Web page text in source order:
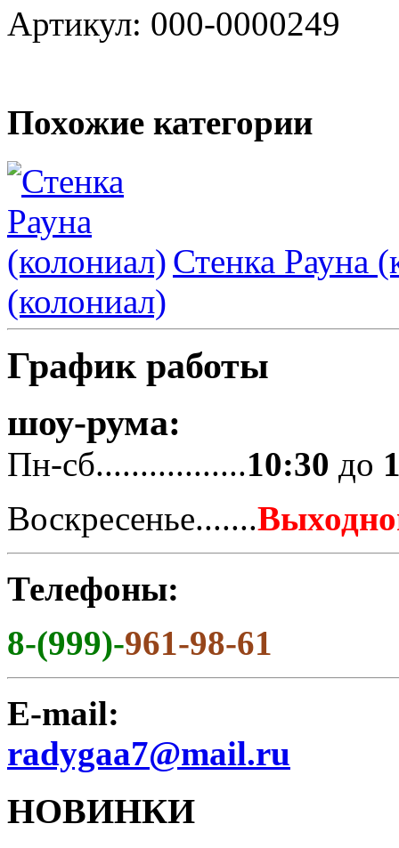
Артикул: 000-0000249
Похожие категории
Стенка Рауна
(колониал)
График работы
шоу-рума:
Пн-сб.................10:30 до
Воскресенье.......
Телефоны:
8-(999)-961-98-61
E-mail:
radygaa7@mail.ru
НОВИНКИ